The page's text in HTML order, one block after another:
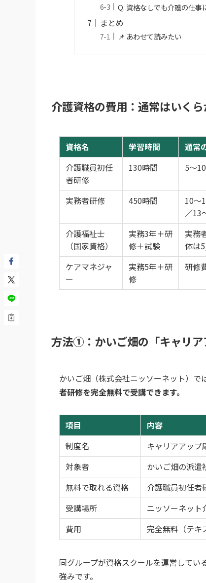
Q. 資格なしでも介護の仕事
まとめ
📌 あわせて読みたい
介護資格の費用：通常はいくら
資格名 学習時間 通常
介護職員初任
者研修
130時間 5〜
実務者研修 450時間
10〜
／13
介護福祉士
（国家資格）
実務3年＋研
修＋試験
実務
体は
ケアマネジャ
ー
実務5年＋研
修
研修
方法①：かいご畑の「キャリ
かいご畑（株式会社ニッソーネット）で
者研修を完全無料で受講できます。
項目
内容
制度名
キャリアアップ
対象者
かいご畑の派遣
無料で取れる資格
介護職員初任者
受講場所
ニッソーネット
費用
完全無料（テキ
同グループが資格スクールを運営して
強みです。